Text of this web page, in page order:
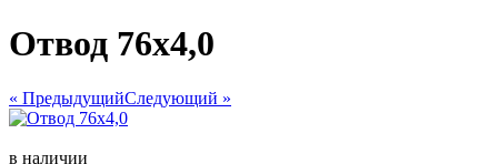
Отвод 76х4,0
« ПредыдущийСледующий »
в наличии